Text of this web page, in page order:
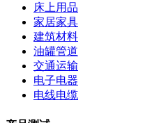
床上用品
家居家具
建筑材料
油罐管道
交通运输
电子电器
电线电缆